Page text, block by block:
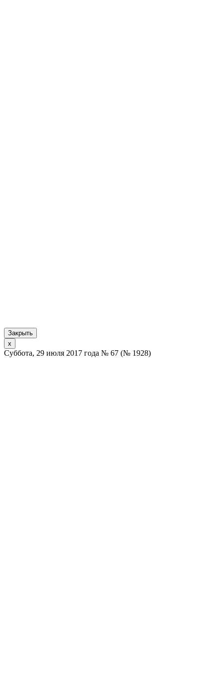
Закрыть
x
Суббота, 29 июля 2017 года № 67 (№ 1928)